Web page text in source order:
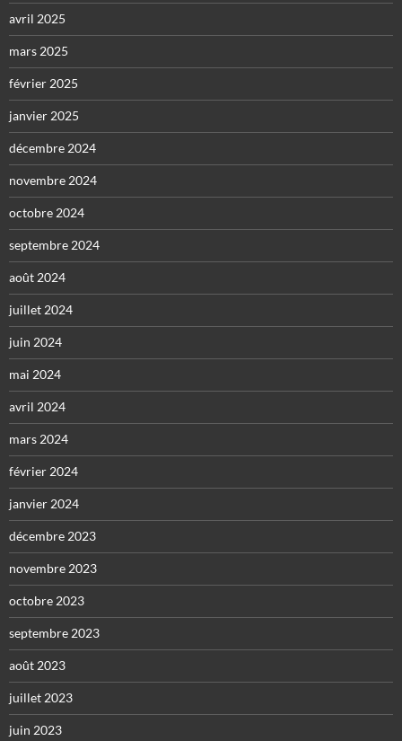
avril 2025
mars 2025
février 2025
janvier 2025
décembre 2024
novembre 2024
octobre 2024
septembre 2024
août 2024
juillet 2024
juin 2024
mai 2024
avril 2024
mars 2024
février 2024
janvier 2024
décembre 2023
novembre 2023
octobre 2023
septembre 2023
août 2023
juillet 2023
juin 2023